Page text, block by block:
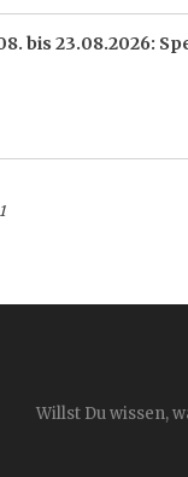
bis 23.08.2026:
Willst Du wissen,